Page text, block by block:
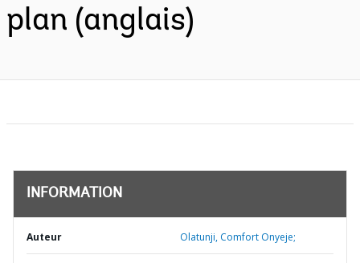
plan (anglais)
INFORMATION
Auteur Olatunji, Comfort Onyeje;